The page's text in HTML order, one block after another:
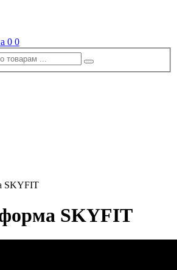
0 0
SKYFIT
SKYFIT